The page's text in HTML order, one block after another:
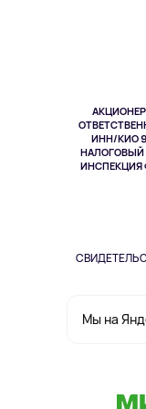
ИНН/КИО
НАЛОГОВЫЙ
ИНСПЕКЦИЯ
Мы на
Одежда и